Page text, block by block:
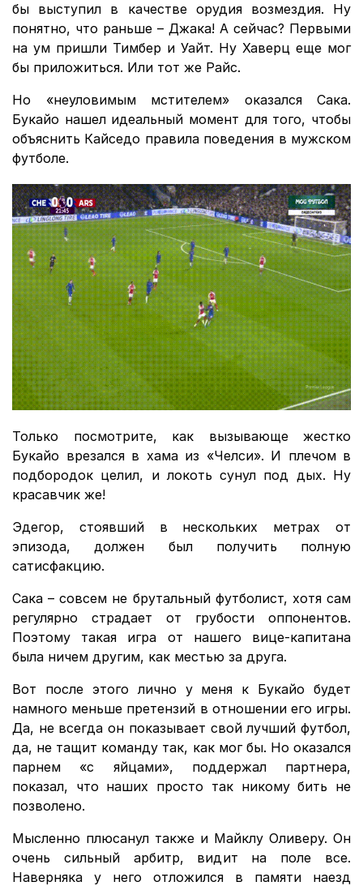
бы выступил в качестве орудия возмездия. Ну
понятно, что раньше – Джака! А сейчас? Первыми
на ум пришли Тимбер и Уайт. Ну Хаверц еще мог
бы приложиться. Или тот же Райс.
Но «неуловимым мстителем» оказался Сака.
Букайо нашел идеальный момент для того, чтобы
объяснить Кайседо правила поведения в мужском
футболе.
Только посмотрите, как вызывающе жестко
Букайо врезался в хама из «Челси». И плечом в
подбородок целил, и локоть сунул под дых. Ну
красавчик же!
Эдегор, стоявший в нескольких метрах от
эпизода, должен был получить полную
сатисфакцию.
Сака – совсем не брутальный футболист, хотя сам
регулярно страдает от грубости оппонентов.
Поэтому такая игра от нашего вице-капитана
была ничем другим, как местью за друга.
Вот после этого лично у меня к Букайо будет
намного меньше претензий в отношении его игры.
Да, не всегда он показывает свой лучший футбол,
да, не тащит команду так, как мог бы. Но оказался
парнем «с яйцами», поддержал партнера,
показал, что наших просто так никому бить не
позволено.
Мысленно плюсанул также и Майклу Оливеру. Он
очень сильный арбитр, видит на поле все.
Наверняка у него отложился в памяти наезд